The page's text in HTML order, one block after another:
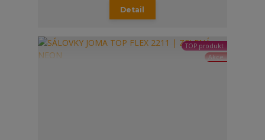
Detail
TOP produkt
Akce